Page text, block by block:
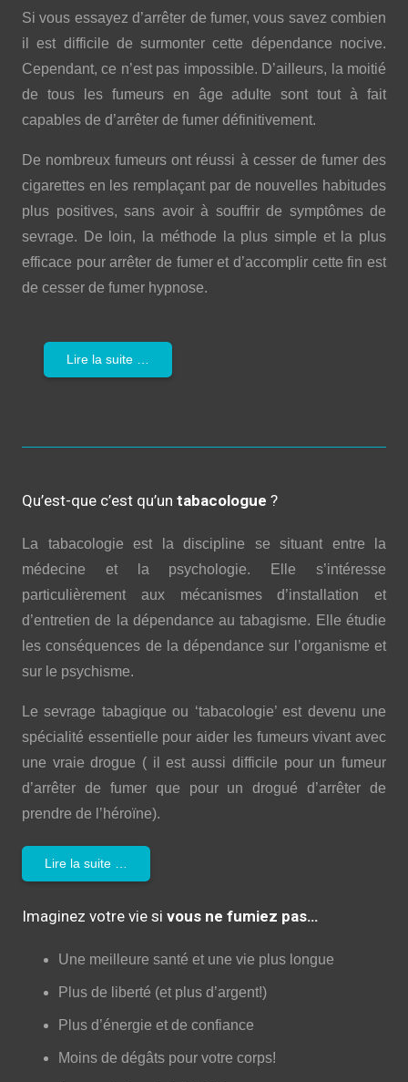
Si vous essayez d’arrêter de fumer, vous savez combien
il est difficile de surmonter cette dépendance nocive.
Cependant, ce n’est pas impossible. D’ailleurs, la moitié
de tous les fumeurs en âge adulte sont tout à fait
capables de d’arrêter de fumer définitivement.
De nombreux fumeurs ont réussi à cesser de fumer des
cigarettes en les remplaçant par de nouvelles habitudes
plus positives, sans avoir à souffrir de symptômes de
sevrage. De loin, la méthode la plus simple et la plus
efficace pour arrêter de fumer et d’accomplir cette fin est
de cesser de fumer hypnose.
Lire la suite …
Qu’est-que c’est qu’un tabacologue ?
La tabacologie est la discipline se situant entre la
médecine et la psychologie. Elle s’intéresse
particulièrement aux mécanismes d’installation et
d’entretien de la dépendance au tabagisme. Elle étudie
les conséquences de la dépendance sur l’organisme et
sur le psychisme.
Le sevrage tabagique ou ‘tabacologie’ est devenu une
spécialité essentielle pour aider les fumeurs vivant avec
une vraie drogue ( il est aussi difficile pour un fumeur
d’arrêter de fumer que pour un drogué d’arrêter de
prendre de l’héroïne).
Lire la suite …
Imaginez votre vie si vous ne fumiez pas…
Une meilleure santé et une vie plus longue
Plus de liberté (et plus d’argent!)
Plus d’énergie et de confiance
Moins de dégâts pour votre corps!